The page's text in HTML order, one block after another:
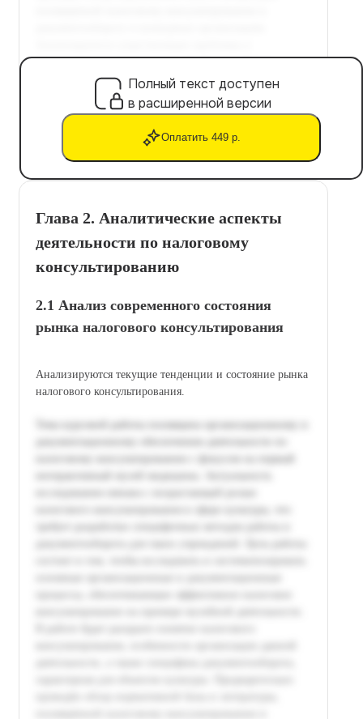
Полный текст доступен
в расширенной версии
Оплатить 449 р.
Глава 2. Аналитические аспекты
деятельности по налоговому
консультированию
2.1 Анализ современного состояния
рынка налогового консультирования
Анализируются текущие тенденции и состояние рынка
налогового консультирования.